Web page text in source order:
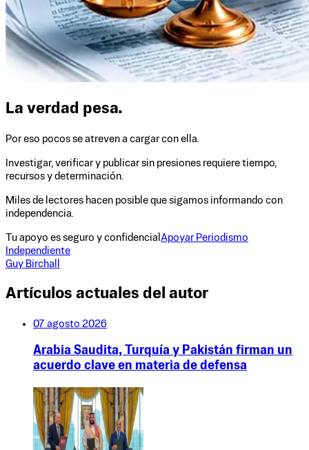
La verdad pesa.
Por eso pocos se atreven a cargar con ella.
Investigar, verificar y publicar sin presiones requiere tiempo,
recursos y determinación.
Miles de lectores hacen posible que sigamos informando con
independencia.
Tu apoyo es seguro y confidencial Apoyar Periodismo
Independiente
Guy Birchall
Artículos actuales del autor
07 agosto 2026
Arabia Saudita, Turquía y Pakistán firman un
acuerdo clave en materia de defensa